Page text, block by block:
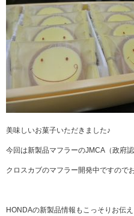
美味しいお菓子いただきました♪
今回は新製品マフラーのJMCA（政府
クロスカブのマフラー開発中ですので
HONDAの新製品情報もこっそりお伝え